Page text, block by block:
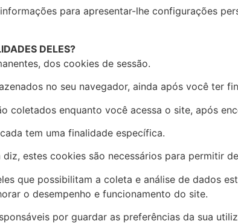
para apresentar-lhe configurações
DELES?
dos cookies de sessão.
no seu navegador, ainda após você ter
coletados enquanto você acessa o site, após
tem uma finalidade específica.
diz, estes cookies são necessários para
que possibilitam a coleta e análise de dados
o desempenho e funcionamento do site.
por guardar as preferências da sua